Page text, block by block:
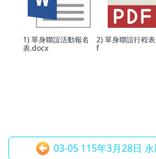
1) 單身聯誼活動報名
表.docx
2) 單身聯誼行程
f
03-05 115年3月28日